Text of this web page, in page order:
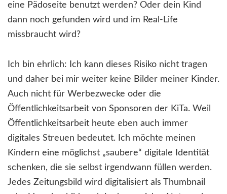
eine Pädoseite benutzt werden? Oder dein Kind
dann noch gefunden wird und im Real-Life
missbraucht wird?
Ich bin ehrlich: Ich kann dieses Risiko nicht tragen
und daher bei mir weiter keine Bilder meiner Kinder.
Auch nicht für Werbezwecke oder die
Öffentlichkeitsarbeit von Sponsoren der KiTa. Weil
Öffentlichkeitsarbeit heute eben auch immer
digitales Streuen bedeutet. Ich möchte meinen
Kindern eine möglichst „saubere“ digitale Identität
schenken, die sie selbst irgendwann füllen werden.
Jedes Zeitungsbild wird digitalisiert als Thumbnail